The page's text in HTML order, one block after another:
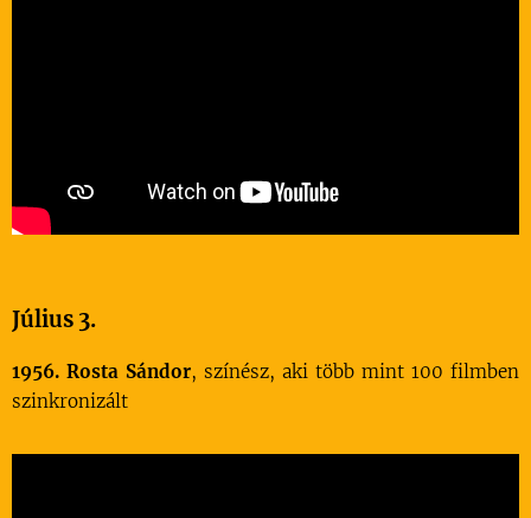
Július 3.
1956. Rosta Sándor, színész, aki több mint 100 filmben
szinkronizált